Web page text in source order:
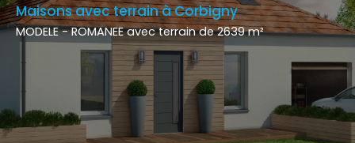
Maisons avec terrain à Corbigny
MODELE - ROMANEE avec terrain de 2639 m²